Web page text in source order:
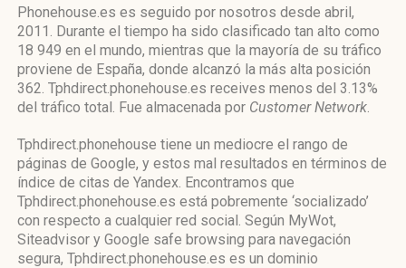
Phonehouse.es es seguido por nosotros desde abril,
2011. Durante el tiempo ha sido clasificado tan alto como
18 949 en el mundo, mientras que la mayoría de su tráfico
proviene de España, donde alcanzó la más alta posición
362. Tphdirect.phonehouse.es receives menos del 3.13%
del tráfico total. Fue almacenada por Customer Network.
Tphdirect.phonehouse tiene un mediocre el rango de
páginas de Google, y estos mal resultados en términos de
índice de citas de Yandex. Encontramos que
Tphdirect.phonehouse.es está pobremente ‘socializado’
con respecto a cualquier red social. Según MyWot,
Siteadvisor y Google safe browsing para navegación
segura, Tphdirect.phonehouse.es es un dominio